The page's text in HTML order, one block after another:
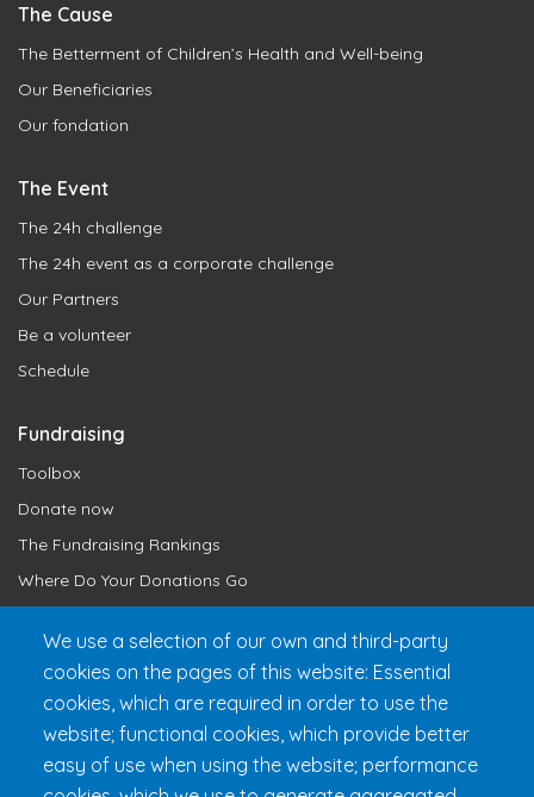
The Cause
The Betterment of Children’s Health and Well-being
Our Beneficiaries
Our fondation
The Event
The 24h challenge
The 24h event as a corporate challenge
Our Partners
Be a volunteer
Schedule
Fundraising
Toolbox
Donate now
The Fundraising Rankings
Where Do Your Donations Go
Get 24h Ready
Practical Information
FAQ & Rules
We use a selection of our own and third-party
cookies on the pages of this website: Essential
cookies, which are required in order to use the
website; functional cookies, which provide better
easy of use when using the website; performance